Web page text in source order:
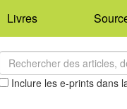
Livres
Inclure les e-prints dans